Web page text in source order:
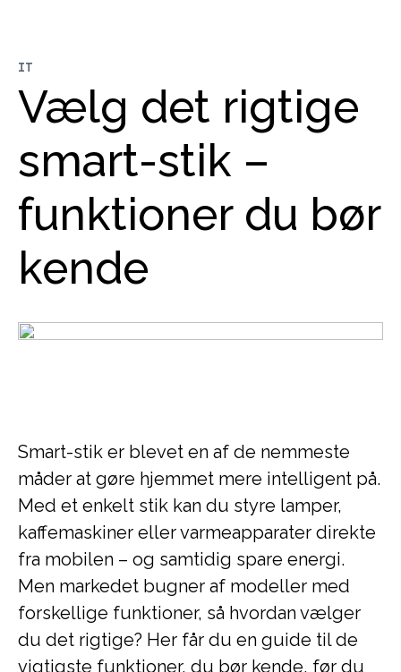
Vælg det rigtige
smart-stik –
funktioner du bør
kende
IT
Smart-stik er blevet en af de nemmeste
måder at gøre hjemmet mere intelligent på.
Med et enkelt stik kan du styre lamper,
kaffemaskiner eller varmeapparater direkte
fra mobilen – og samtidig spare energi.
Men markedet bugner af modeller med
forskellige funktioner, så hvordan vælger
du det rigtige? Her får du en guide til de
vigtigste funktioner, du bør kende, før du